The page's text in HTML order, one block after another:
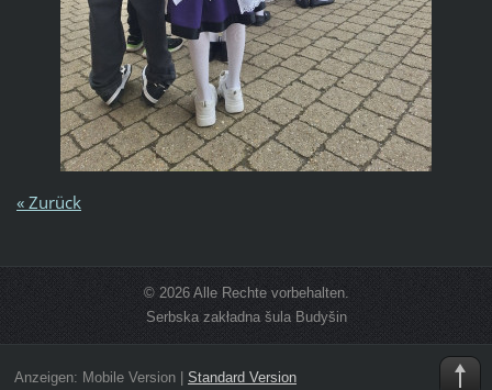
« Zurück
© 2026 Alle Rechte vorbehalten.
Serbska zakładna šula Budyšin
Anzeigen: Mobile Version| Standard Version